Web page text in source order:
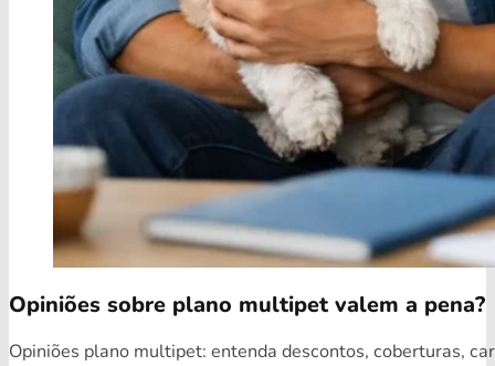
Opiniões sobre plano multipet valem a pena?
Opiniões plano multipet: entenda descontos, coberturas,